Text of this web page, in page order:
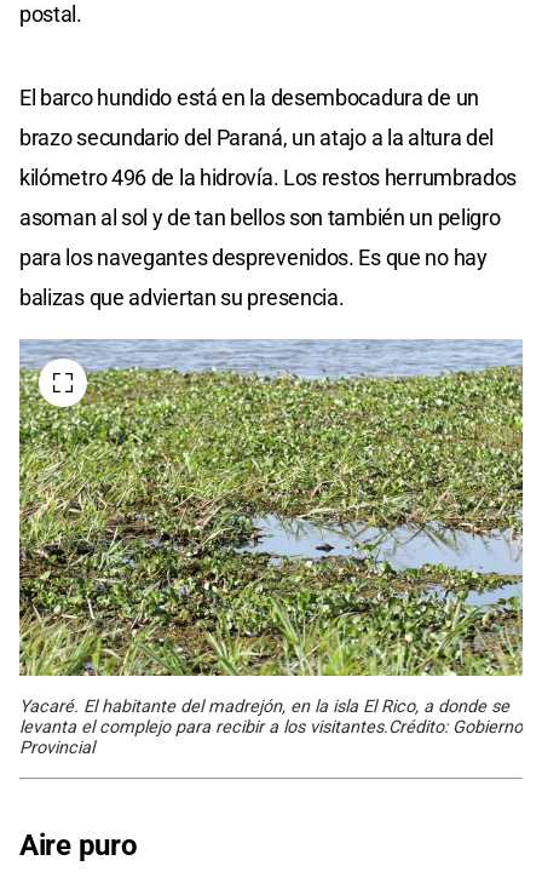
postal.
El barco hundido está en la desembocadura de un
brazo secundario del Paraná, un atajo a la altura del
kilómetro 496 de la hidrovía. Los restos herrumbrados
asoman al sol y de tan bellos son también un peligro
para los navegantes desprevenidos. Es que no hay
balizas que adviertan su presencia.
Yacaré. El habitante del madrejón, en la isla El Rico, a donde se
levanta el complejo para recibir a los visitantes.Crédito: Gobierno
Provincial
Aire puro